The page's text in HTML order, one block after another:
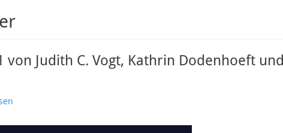
Judith C. Vogt, Kathrin Dodenhoeft und